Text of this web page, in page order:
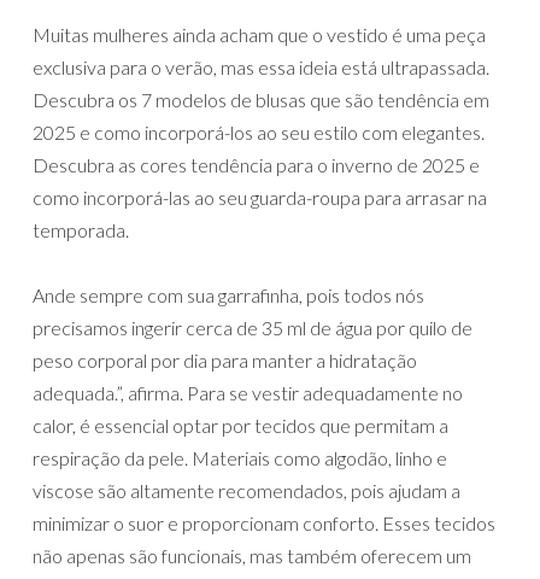
Muitas mulheres ainda acham que o vestido é uma peça
exclusiva para o verão, mas essa ideia está ultrapassada.
Descubra os 7 modelos de blusas que são tendência em
2025 e como incorporá-los ao seu estilo com elegantes.
Descubra as cores tendência para o inverno de 2025 e
como incorporá-las ao seu guarda-roupa para arrasar na
temporada.
Ande sempre com sua garrafinha, pois todos nós
precisamos ingerir cerca de 35 ml de água por quilo de
peso corporal por dia para manter a hidratação
adequada.”, afirma. Para se vestir adequadamente no
calor, é essencial optar por tecidos que permitam a
respiração da pele. Materiais como algodão, linho e
viscose são altamente recomendados, pois ajudam a
minimizar o suor e proporcionam conforto. Esses tecidos
não apenas são funcionais, mas também oferecem um